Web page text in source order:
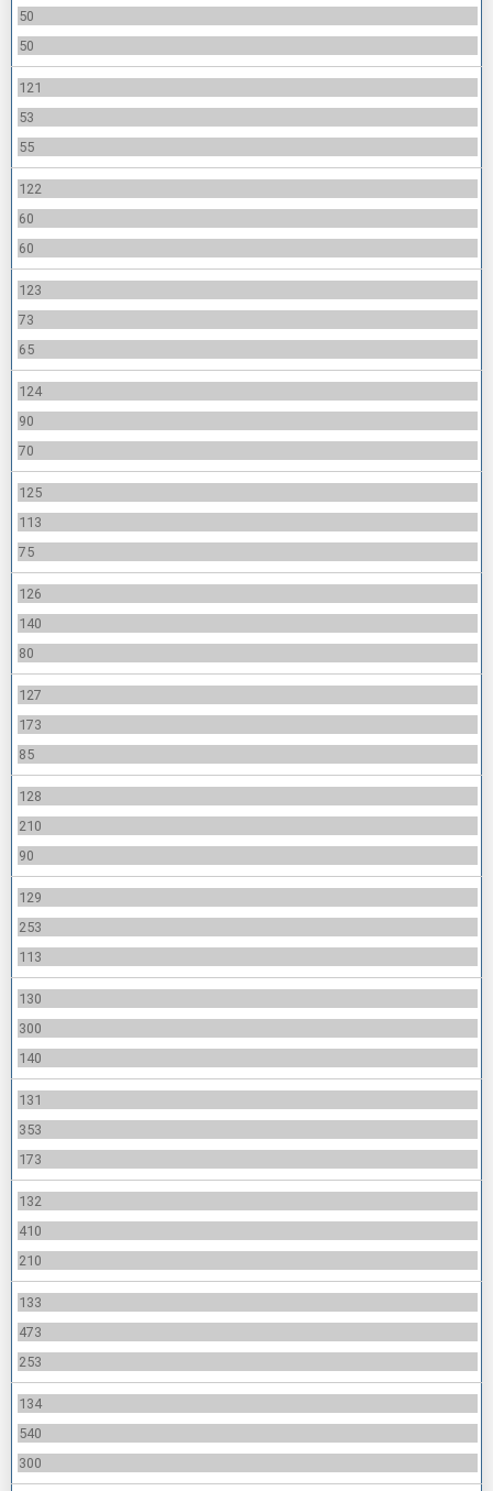
50
50
121
53
55
122
60
60
123
73
65
124
90
70
125
113
75
126
140
80
127
173
85
128
210
90
129
253
113
130
300
140
131
353
173
132
410
210
133
473
253
134
540
300